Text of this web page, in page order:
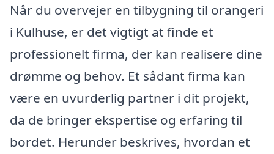
Når du overvejer en tilbygning til orangeri
i Kulhuse, er det vigtigt at finde et
professionelt firma, der kan realisere dine
drømme og behov. Et sådant firma kan
være en uvurderlig partner i dit projekt,
da de bringer ekspertise og erfaring til
bordet. Herunder beskrives, hvordan et